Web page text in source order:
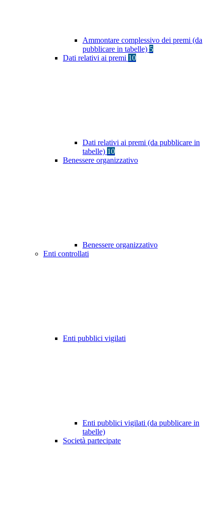
Ammontare complessivo dei premi (da
pubblicare in tabelle) 5
Dati relativi ai premi 10
Dati relativi ai premi (da pubblicare in
tabelle) 10
Benessere organizzativo
Benessere organizzativo
Enti controllati
Enti pubblici vigilati
Enti pubblici vigilati (da pubblicare in
tabelle)
Società partecipate